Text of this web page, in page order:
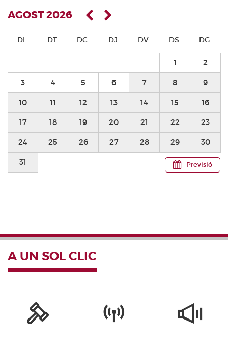
Previsió
AGOST 2026
DL. DT. DC. DJ. DV. DS. DG.
1 2
3 4 5 6 7 8 9
10 11 12 13 14 15 16
17 18 19 20 21 22 23
24 25 26 27 28 29 30
31
A UN SOL CLIC